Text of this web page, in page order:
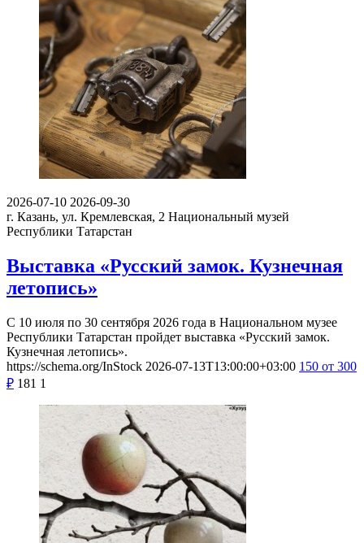
2026-07-10 2026-09-30
г. Казань, ул. Кремлевская, 2 Национальный музей
Республики Татарстан
Выставка «Русский замок. Кузнечная
летопись»
С 10 июля по 30 сентября 2026 года в Национальном музее
Республики Татарстан пройдет выставка «Русский замок.
Кузнечная летопись».
https://schema.org/InStock 2026-07-13T13:00:00+03:00 150 от 300
₽ 181 1